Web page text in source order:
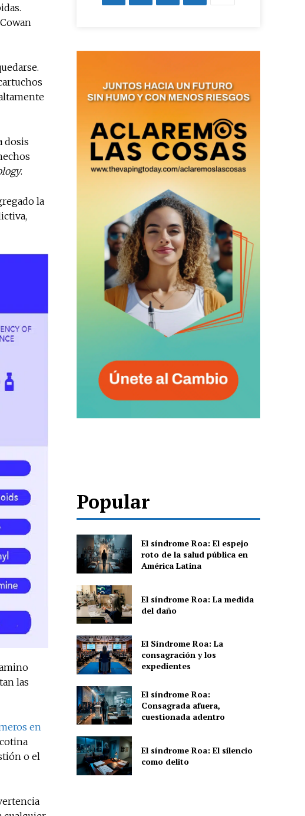
de las últimas
boletín diario y recibe todas las
reducción de daños en tu correo
clipping and receive all the news
SUBSCRIBIRSE
dosis
.
la
las
en
o el
Popular
El síndrome Roa: El espejo
roto de la salud pública en
América Latina
El síndrome Roa: La medida
del daño
El Síndrome Roa: La
consagración y los
expedientes
El síndrome Roa:
Consagrada afuera,
cuestionada adentro
El síndrome Roa: El silencio
como delito